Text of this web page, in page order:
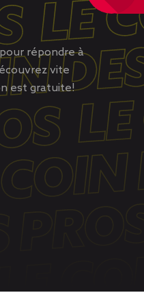
répondre à
vite
est gratuite!